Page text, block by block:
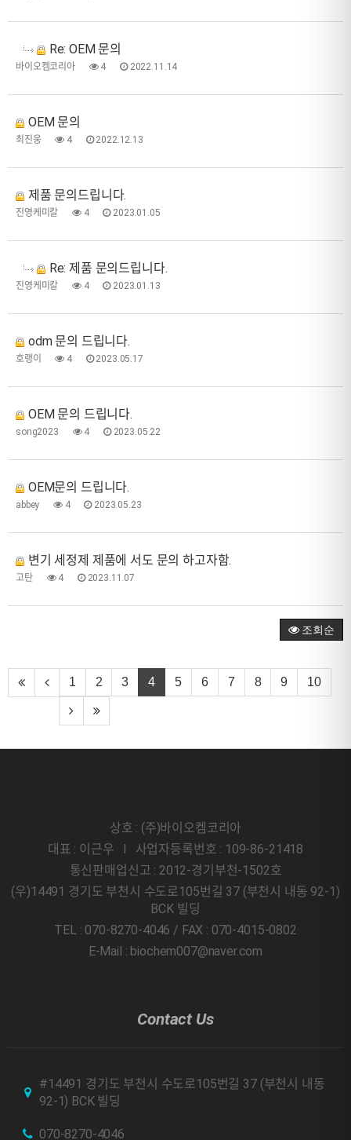
Re: OEM 문의
바이오켐코리아 4 2022.11.14
OEM 문의
최진웅 4 2022.12.13
제품 문의드립니다.
진영케미칼 4 2023.01.05
Re: 제품 문의드립니다.
진영케미칼 4 2023.01.13
odm 문의 드립니다.
호랭이 4 2023.05.17
OEM 문의 드립니다.
song2023 4 2023.05.22
OEM문의 드립니다.
abbey 4 2023.05.23
변기 세정제 제품에 서도 문의 하고자함.
고탄 4 2023.11.07
조회순
1 2 3 4 5 6 7 8 9 10
상호 : (주)바이오켐코리아
대표 : 이근우 l 사업자등록번호 : 109-86-21418
통신판매업신고 : 2012-경기부천-1502호
(우)14491 경기도 부천시 수도로105번길 37 (부천시 내동 92-1)
BCK 빌딩
TEL : 070-8270-4046 / FAX : 070-4015-0802
E-Mail : biochem007@naver.com
Contact Us
#14491 경기도 부천시 수도로105번길 37 (부천시 내동
92-1) BCK 빌딩
070-8270-4046